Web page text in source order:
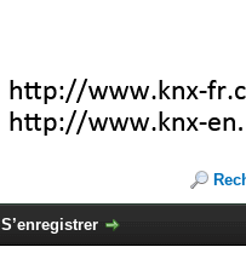
S’enregistrer